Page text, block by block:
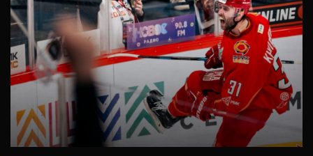
ВИДЕО
«Автомобилист» еще в игре: уральцы
победили «Салават» на домашнем льду и
вернули…